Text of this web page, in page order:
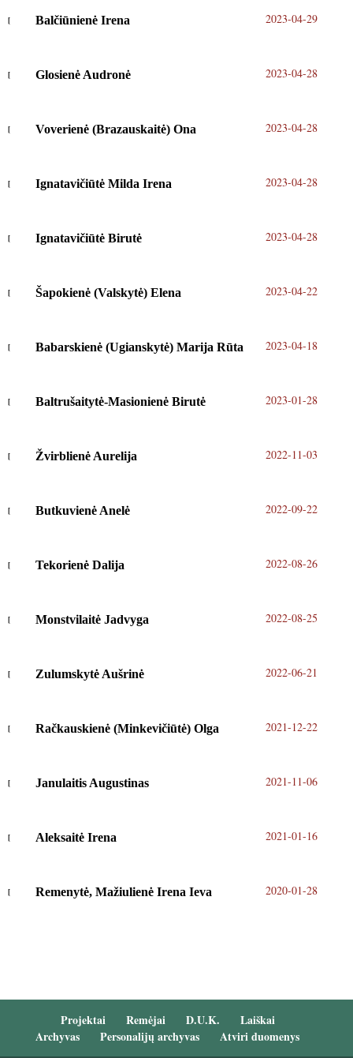
Balčiūnienė Irena 2023-04-29
Glosienė Audronė 2023-04-28
Voverienė (Brazauskaitė) Ona 2023-04-28
Ignatavičiūtė Milda Irena 2023-04-28
Ignatavičiūtė Birutė 2023-04-28
Šapokienė (Valskytė) Elena 2023-04-22
Babarskienė (Ugianskytė) Marija Rūta 2023-04-18
Baltrušaitytė-Masionienė Birutė 2023-01-28
Žvirblienė Aurelija 2022-11-03
Butkuvienė Anelė 2022-09-22
Tekorienė Dalija 2022-08-26
Monstvilaitė Jadvyga 2022-08-25
Zulumskytė Aušrinė 2022-06-21
Račkauskienė (Minkevičiūtė) Olga 2021-12-22
Janulaitis Augustinas 2021-11-06
Aleksaitė Irena 2021-01-16
Remenytė, Mažiulienė Irena Ieva 2020-01-28
Projektai Remėjai D.U.K.
Laiškai
Archyvas
Personalijų archyvas Atviri duomenys